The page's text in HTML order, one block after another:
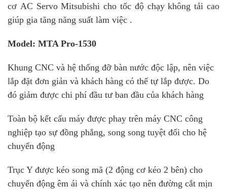
cơ AC Servo Mitsubishi cho tốc độ chạy không tải cao
giúp gia tăng năng suất làm việc .
Model: MTA Pro-1530
Khung CNC và hệ thống đỡ bàn nước độc lập, nên việc
lắp đặt đơn giản và khách hàng có thể tự lắp được. Do
đó giảm được chi phí đầu tư ban đầu của khách hàng
Toàn bộ kết cấu máy được phay trên máy CNC công
nghiệp tạo sự đồng phẳng, song song tuyệt đối cho hệ
chuyển động
Trục Y được kéo song mã (2 động cơ kéo 2 bên) cho
chuyển động êm ái và chính xác tạo nên đường cắt mịn